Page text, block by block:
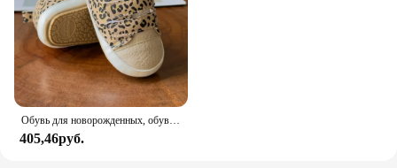
Обувь для новорожденных, обувь для маленьких мальчиков и девочек, Классические Кожаные Нескользящие Мокасины с резиновой подошвой для начинающих ходить
405,46руб.